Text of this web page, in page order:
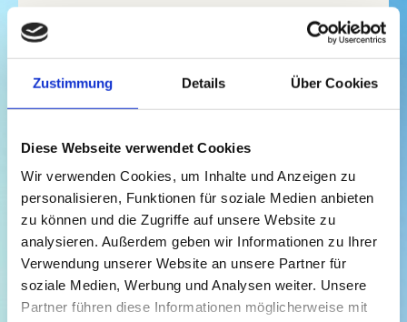
Zustimmung Details Über Cookies
Diese Webseite verwendet Cookies
Wir verwenden Cookies, um Inhalte und Anzeigen zu
personalisieren, Funktionen für soziale Medien anbieten
zu können und die Zugriffe auf unsere Website zu
analysieren. Außerdem geben wir Informationen zu Ihrer
Verwendung unserer Website an unsere Partner für
soziale Medien, Werbung und Analysen weiter. Unsere
Partner führen diese Informationen möglicherweise mit
Social-Media-Kanäle